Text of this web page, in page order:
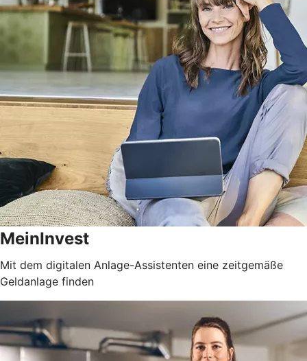
MeinInvest
Mit dem digitalen Anlage-Assistenten eine zeitgemäße
Geldanlage finden